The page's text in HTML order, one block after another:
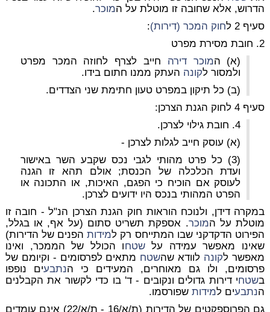
הדרוש, אלא שחובה זו מוטלת על המוכר.
סעיף 2 ל
חוק המכר (דירות):
2. חובת מסירת מפרט
(א) המוכר דירה חייב לצרף לחוזה המכר מפרט
ולמסור לקונה העתק ממנו חתום בידו.
(ב) כל תיקון במפרט טעון חתימת שני הצדדים.
סעיף 4 לחוק הגנת הצרכן:
4. חובת גילוי לצרכן.
(א) עוסק חייב לגלות לצרכן -
(3) כל פרט מהותי לגבי נכס שקבע השר באישור
ועדת הכלכלה של הכנסת; אולם תהא זו הגנה
לעוסק אם הוכיח כי הפגם, האיכות, או התכונה או
הפרט המהותי בנכס היו ידועים לצרכן.
במקרה דידן, ולנוכח הוראות חוק הגנת הצרכן הנ"ל - חובה זו
מוטלת על המוכר. אספקת תשריט סתום (על אף, או בגלל,
הפירוט הדקדקני שבו המתייחס רק למידותהפנים של הדירות)
שאינו מאפשר עמידה עלשטחו הכולל של הממכר, ואינו
מאפשר לקונה לוודא שהשטח מתאים לפרסומים - וקיומם של
פרסומים, ולו גם מאוחרים, המעידים כי הנתבעים נופפו
בשטחי דירות גדולים ונקובים - ד' בו כדי לקשור את הקבלנים
הנתבעים למידותשפורסמו.
גם הפרוספקטים של הדירות (ת/א/16 - ת/א/22) אינם עומדים